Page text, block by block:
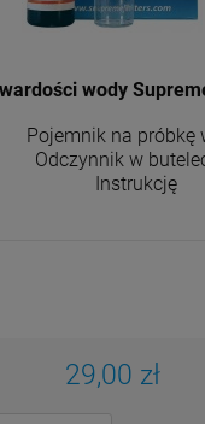
DO KOSZYKA
wody
Pojemnik na próbkę
Odczynnik w
Instrukcję
29,00 zł